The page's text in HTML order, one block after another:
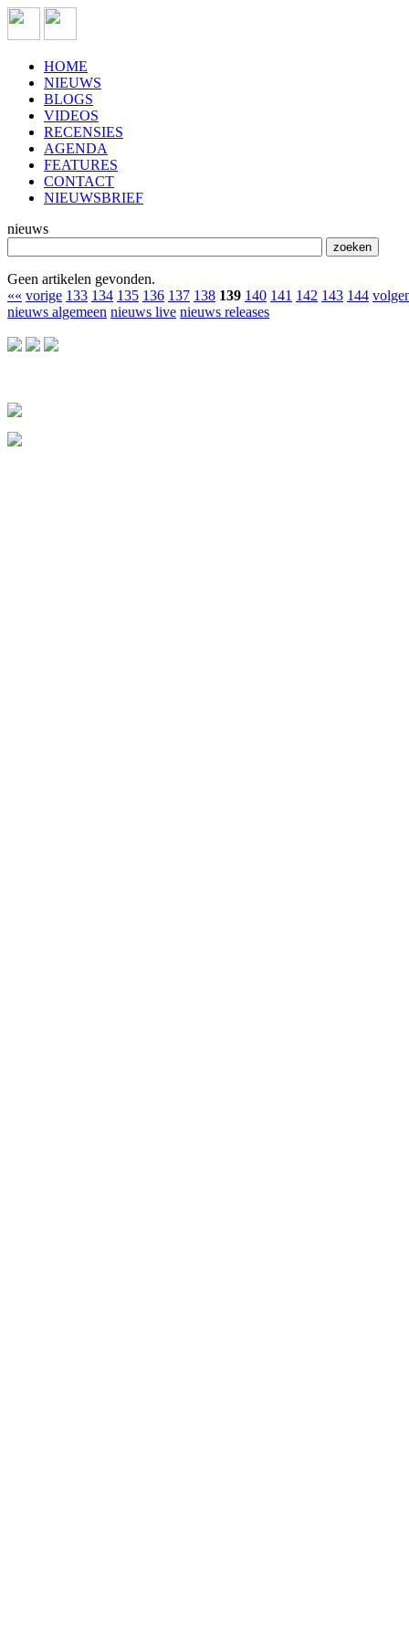
HOME
NIEUWS
BLOGS
VIDEOS
RECENSIES
AGENDA
FEATURES
CONTACT
NIEUWSBRIEF
nieuws
Geen artikelen gevonden.
«« vorige 133 134 135 136 137 138 139 140 141 142 143 144
nieuws algemeen nieuws live nieuws releases